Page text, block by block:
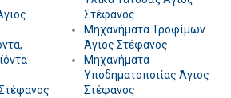
Στέφανος
Μηχανήματα Τροφίμων
Άγιος Στέφανος
Μηχανήματα
Υποδηματοποιίας Άγιος
Στέφανος